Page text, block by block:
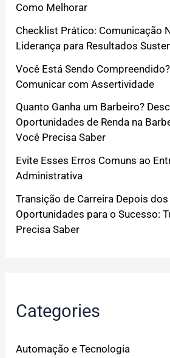
Como Melhorar
Checklist Prático: Comunicação
Liderança para Resultados
Você Está Sendo
Comunicar com Assertividade
Quanto Ganha um Barbeiro?
Oportunidades de Renda na
Você Precisa Saber
Evite Esses Erros Comuns ao
Administrativa
Transição de Carreira Depois
Oportunidades para o Sucesso:
Precisa Saber
Categories
Automação e Tecnologia